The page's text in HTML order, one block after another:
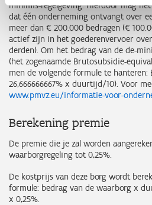
minimis-regelgeving. Hierdoor mag
dat één onderneming ontvangt over
meer dan € 200.000 bedragen (€
actief zijn in het goederenvervoer
derden). Om het bedrag van de de-
(het zogenaamde Brutosubsidie-
men de volgende formule te hanteren:
26,666666667% x duurtijd/10). Voor
www.pmvz.eu/informatie-voor-
Berekening premie
De premie die je zal worden
waarborgregeling tot 0,25%.
De kostprijs van deze borg wordt
formule: bedrag van de waarborg x
x 0,25%.